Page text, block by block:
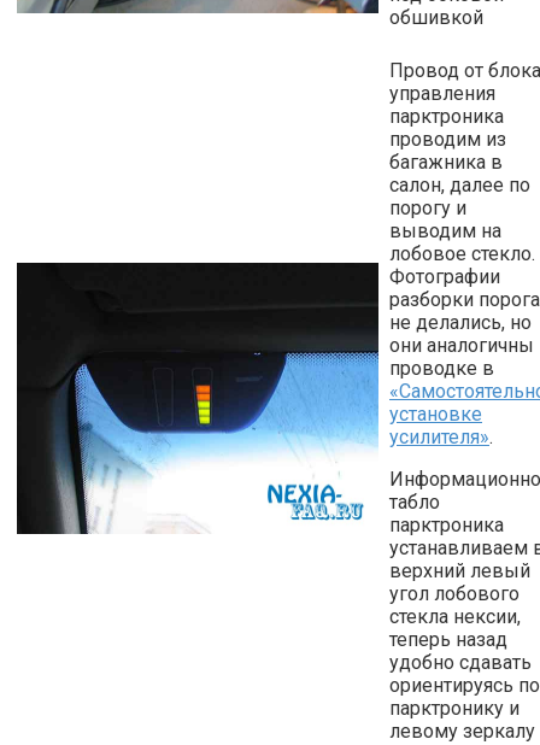
обшивкой
Провод от блока
управления
парктроника
проводим из
багажника в
салон, далее по
порогу и
выводим на
лобовое стекло.
Фотографии
разборки порога
не делались, но
они аналогичны
проводке в
установке
усилителя».
табло
парктроника
устанавливаем
верхний левый
угол лобового
стекла нексии,
теперь назад
удобно сдавать
ориентируясь по
парктронику и
левому зеркалу